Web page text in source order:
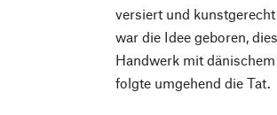
versiert und
war die Idee geboren,
Handwerk mit
folgte umgehend die Tat.